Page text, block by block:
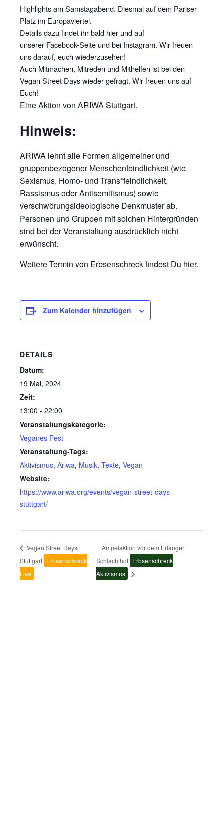
Highlights am Samstagabend. Diesmal auf dem Pariser
Platz im Europaviertel.
Details dazu findet ihr bald hier und auf
unserer Facebook-Seite und bei Instagram. Wir freuen
uns darauf, euch wiederzusehen!
Auch Mitmachen, Mitreden und Mithelfen ist bei den
Vegan Street Days wieder gefragt. Wir freuen uns auf
Euch!
Eine Aktion von ARIWA Stuttgart.
Hinweis:
ARIWA lehnt alle Formen allgemeiner und
gruppenbezogener Menschenfeindlichkeit (wie
Sexismus, Homo- und Trans*feindlichkeit,
Rassismus oder Antisemitismus) sowie
verschwörungsideologische Denkmuster ab.
Personen und Gruppen mit solchen Hintergründen
sind bei der Veranstaltung ausdrücklich nicht
erwünscht.
Weitere Termin von Erbsenschreck findest Du hier.
Zum Kalender hinzufügen
DETAILS
Datum:
19 Mai, 2024
Zeit:
13:00 - 22:00
Veranstaltungskategorie:
Veganes Fest
Veranstaltung-Tags:
Aktivismus, Ariwa, Musik, Texte, Vegan
Website:
https://www.ariwa.org/events/vegan-street-days-
stuttgart/
Vegan Street Days
Stuttgart Erbsenschreck
Live
Ampelaktion vor dem Erlanger
Schlachthof Erbsenschreck
Aktivismus